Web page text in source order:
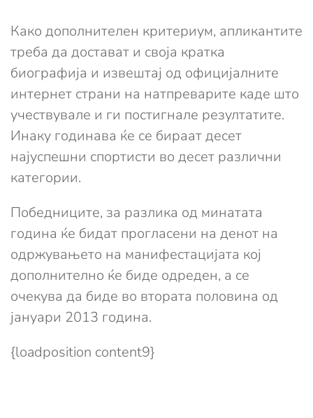
Како дополнителен критериум, апликантите
треба да достават и своја кратка
биографија и извештај од официјалните
интернет страни на натпреварите каде што
учествувале и ги постигнале резултатите.
Инаку годинава ќе се бираат десет
најуспешни спортисти во десет различни
категории.
Победниците, за разлика од минатата
година ќе бидат прогласени на денот на
одржувањето на манифестацијата кој
дополнително ќе биде одреден, а се
очекува да биде во втората половина од
јануари 2013 година.
{loadposition content9}